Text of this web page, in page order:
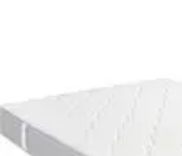
Voyages Uniques